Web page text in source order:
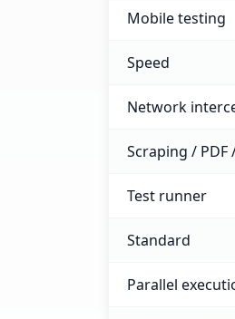
Mobile testing
Speed
Network
Scraping / PDF
Test runner
Standard
Parallel